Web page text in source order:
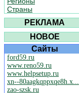
Страны
РЕКЛАМА
НОВОЕ
Сайты
ford59.ru
www.reno59.ru
www.helpsetup.ru
xn--80aagkqppxqe8h.x...
zao-szsk.ru